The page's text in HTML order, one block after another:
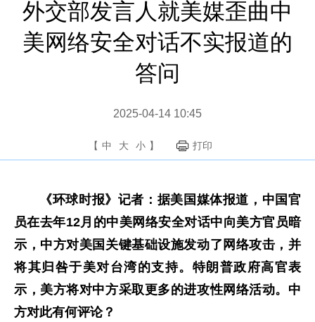
外交部发言人就美媒歪曲中
美网络安全对话不实报道的
答问
2025-04-14 10:45
【 中 大 小 】 打印
《环球时报》记者：据美国媒体报道，中国官
员在去年12月的中美网络安全对话中向美方官员暗
示，中方对美国关键基础设施发动了网络攻击，并
将其归咎于美对台湾的支持。特朗普政府高官表
示，美方将对中方采取更多的进攻性网络活动。中
方对此有何评论？